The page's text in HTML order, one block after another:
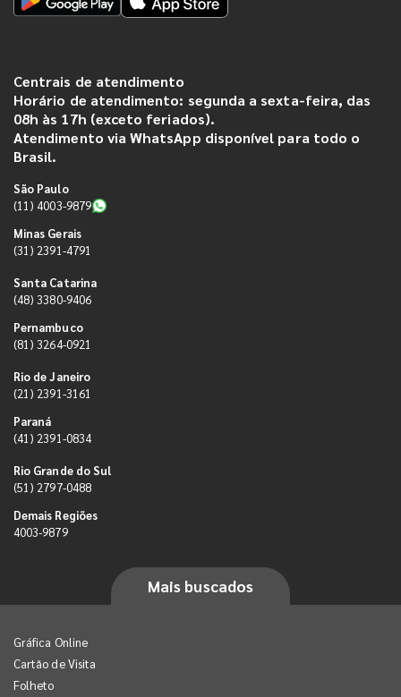
Centrais de atendimento
Horário de atendimento: segunda a sexta-feira, das
08h às 17h (exceto feriados).
Atendimento via WhatsApp disponível para todo o
Brasil.
São Paulo
(11) 4003-9879
Minas Gerais
(31) 2391-4791
Santa Catarina
(48) 3380-9406
Pernambuco
(81) 3264-0921
Rio de Janeiro
(21) 2391-3161
Paraná
(41) 2391-0834
Rio Grande do Sul
(51) 2797-0488
Demais Regiões
4003-9879
Mais buscados
Gráfica Online
Cartão de Visita
Folheto